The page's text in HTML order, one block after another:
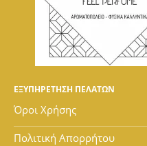
ΕΞΥΠΗΡΕΤΗΣΗ ΠΕΛΑΤΩΝ
Όροι Χρήσης
Πολιτική Απορρήτου